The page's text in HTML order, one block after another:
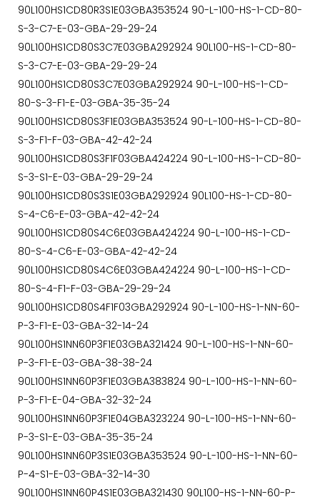
90L100HS1CD80R3S1E03GBA353524 90-L-100-HS-1-CD-80-
S-3-C7-E-03-GBA-29-29-24
90L100HS1CD80S3C7E03GBA292924 90L100-HS-1-CD-80-
S-3-C7-E-03-GBA-29-29-24
90L100HS1CD80S3C7E03GBA292924 90-L-100-HS-1-CD-
80-S-3-F1-E-03-GBA-35-35-24
90L100HS1CD80S3F1E03GBA353524 90-L-100-HS-1-CD-80-
S-3-F1-F-03-GBA-42-42-24
90L100HS1CD80S3F1F03GBA424224 90-L-100-HS-1-CD-80-
S-3-S1-E-03-GBA-29-29-24
90L100HS1CD80S3S1E03GBA292924 90L100-HS-1-CD-80-
S-4-C6-E-03-GBA-42-42-24
90L100HS1CD80S4C6E03GBA424224 90-L-100-HS-1-CD-
80-S-4-C6-E-03-GBA-42-42-24
90L100HS1CD80S4C6E03GBA424224 90-L-100-HS-1-CD-
80-S-4-F1-F-03-GBA-29-29-24
90L100HS1CD80S4F1F03GBA292924 90-L-100-HS-1-NN-60-
P-3-F1-E-03-GBA-32-14-24
90L100HS1NN60P3F1E03GBA321424 90-L-100-HS-1-NN-60-
P-3-F1-E-03-GBA-38-38-24
90L100HS1NN60P3F1E03GBA383824 90-L-100-HS-1-NN-60-
P-3-F1-E-04-GBA-32-32-24
90L100HS1NN60P3F1E04GBA323224 90-L-100-HS-1-NN-60-
P-3-S1-E-03-GBA-35-35-24
90L100HS1NN60P3S1E03GBA353524 90-L-100-HS-1-NN-60-
P-4-S1-E-03-GBA-32-14-30
90L100HS1NN60P4S1E03GBA321430 90L100-HS-1-NN-60-P-